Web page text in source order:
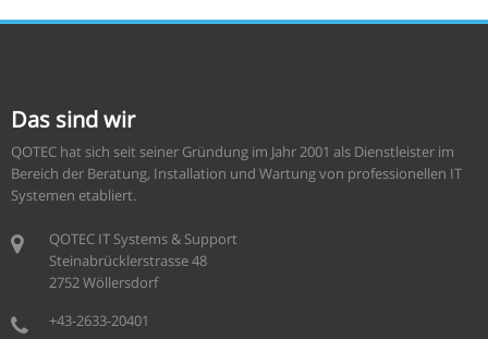
Das sind wir
QOTEC hat sich seit seiner Gründung im Jahr 2001 als Dienstleister im
Bereich der Beratung, Installation und Wartung von professionellen IT
Systemen etabliert.
QOTEC IT Systems & Support
Steinabrücklerstrasse 48
2752 Wöllersdorf
+43-2633-20401